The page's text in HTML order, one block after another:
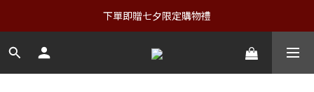
下單即贈七夕限定購物禮